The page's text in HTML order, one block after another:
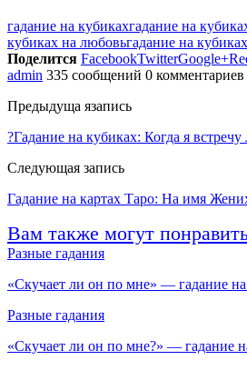
гадание на кубикахгадание на
кубиках на любовьгадание на
Поделится FacebookTwitterGoogle+
admin 335 сообщений 0 комментариев
Предыдуща язапись
?Гадание на кубиках: Когда я
Следующая запись
Гадание на картах Таро: На имя
Вам также могут
Разные гадания
«Скучает ли он по мне» — гадание
Разные гадания
«Скучает ли он по мне?» — гадание